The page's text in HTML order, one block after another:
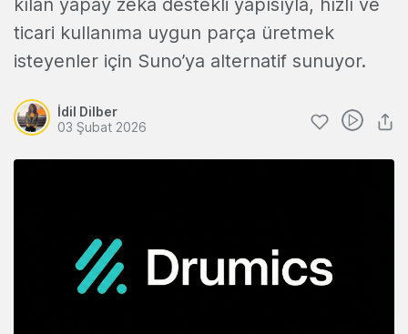
kılan yapay zeka destekli yapısıyla, hızlı ve
ticari kullanıma uygun parça üretmek
isteyenler için Suno’ya alternatif sunuyor.
İdil Dilber
03 Şubat 2026